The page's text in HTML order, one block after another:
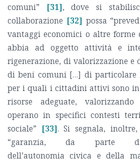
comuni”
[31], dove si
collaborazione [32] possa
vantaggi economici o altre forme
abbia ad oggetto attività e
rigenerazione, di valorizzazione e
di beni comuni […] di particolare
per i quali i cittadini attivi sono
risorse adeguate,
operano in specifici contesti
sociale” [33]. Si segnala,
“garanzia, da parte
dell’autonomia civica e della